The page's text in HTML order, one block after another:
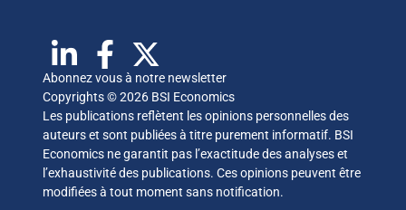
Abonnez vous à notre newsletter
Copyrights © 2026 BSI Economics
Les publications reflètent les opinions personnelles des
auteurs et sont publiées à titre purement informatif. BSI
Economics ne garantit pas l’exactitude des analyses et
l’exhaustivité des publications. Ces opinions peuvent être
modifiées à tout moment sans notification.